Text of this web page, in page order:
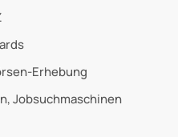
Erhebung
Jobsuchmaschinen